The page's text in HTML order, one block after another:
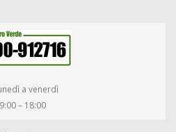
a venerdì
– 18:00